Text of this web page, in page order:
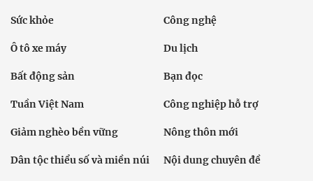
Sức khỏe Công nghệ
Ô tô xe máy Du lịch
Bất động sản Bạn đọc
Tuần Việt Nam Công nghiệp hỗ trợ
Giảm nghèo bền vững Nông thôn mới
Dân tộc thiểu số và miền núi Nội dung chuyên đề